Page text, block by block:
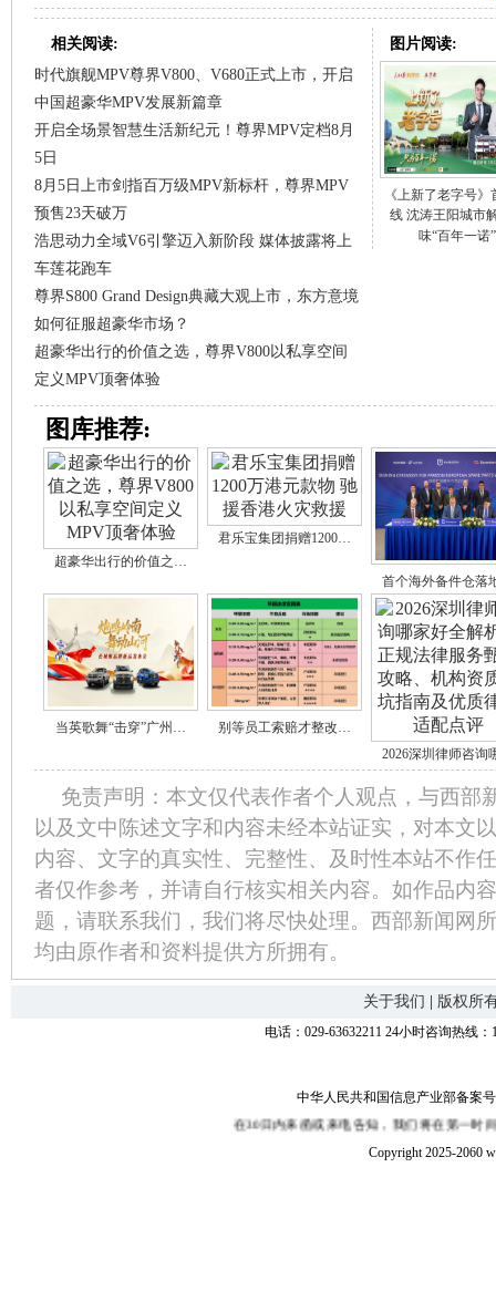
相关阅读:
时代旗舰MPV尊界V800、V680正式上市，开启
中国超豪华MPV发展新篇章
开启全场景智慧生活新纪元！尊界MPV定档8月
5日
8月5日上市剑指百万级MPV新标杆，尊界MPV
预售23天破万
浩思动力全域V6引擎迈入新阶段 媒体披露将上
车莲花跑车
尊界S800 Grand Design典藏大观上市，东方意境
如何征服超豪华市场？
超豪华出行的价值之选，尊界V800以私享空间
定义MPV顶奢体验
图片阅读:
《上新了老字号》
线 沈涛王阳城市
味“百年一诺”
图库推荐:
超豪华出行的价值之…
君乐宝集团捐赠1200…
首个海外备件仓落
当英歌舞“击穿”广州…
别等员工索赔才整改…
2026深圳律师咨
免责声明：本文仅代表作者个人观点，与西部
以及文中陈述文字和内容未经本站证实，对本文
内容、文字的真实性、完整性、及时性本站不作
者仅作参考，并请自行核实相关内容。如作品内
题，请联系我们，我们将尽快处理。西部新闻网
均由原作者和资料提供方所拥有。
关于我们 版权所
电话：029-63632211 24小时咨询热线
中华人民共和国信息产业部备案
内容有侵权、嫌疑，敬请在30日内来函或来电告知，我们将在第一时间予以更
Copyright 2025-2060